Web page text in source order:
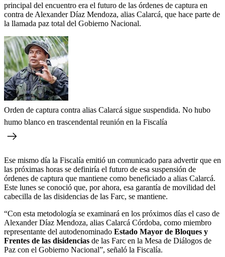
principal del encuentro era el futuro de las órdenes de captura en
contra de Alexander Díaz Mendoza, alias Calarcá, que hace parte de
la llamada paz total del Gobierno Nacional.
Orden de captura contra alias Calarcá sigue suspendida. No hubo
humo blanco en trascendental reunión en la Fiscalía
Ese mismo día la Fiscalía emitió un comunicado para advertir que en
las próximas horas se definiría el futuro de esa suspensión de
órdenes de captura que mantiene como beneficiado a alias Calarcá.
Este lunes se conoció que, por ahora, esa garantía de movilidad del
cabecilla de las disidencias de las Farc, se mantiene.
“Con esta metodología se examinará en los próximos días el caso de
Alexander Díaz Mendoza, alias Calarcá Córdoba, como miembro
representante del autodenominado Estado Mayor de Bloques y
Frentes de las disidencias de las Farc en la Mesa de Diálogos de
Paz con el Gobierno Nacional”, señaló la Fiscalía.